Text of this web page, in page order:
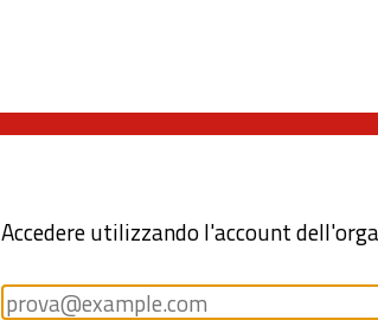
Accedere utilizzando l'account